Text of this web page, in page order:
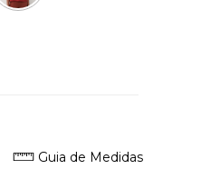
Guia de Medidas